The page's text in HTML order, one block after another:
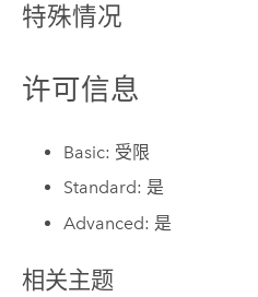
特殊情况
许可信息
Basic: 受限
Standard: 是
Advanced: 是
相关主题